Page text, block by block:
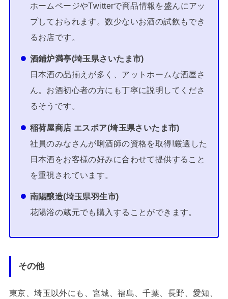
ホームページやTwitterで商品情報を盛んにアッ
プしておられます。数少ないお酒の試飲もでき
るお店です。
酒鋪炉満亭(埼玉県さいたま市)
日本酒の品揃えが多く、アットホームな酒屋さ
ん。お酒初心者の方にも丁寧に説明してくださ
るそうです。
稲荷屋商店 エスポア(埼玉県さいたま市)
社員のみなさんが唎酒師の資格を取得!厳選した
日本酒をお客様の好みに合わせて提供すること
を重視されています。
南陽醸造(埼玉県羽生市)
花陽浴の蔵元でも購入することができます。
その他
東京、埼玉以外にも、宮城、福島、千葉、長野、愛知、